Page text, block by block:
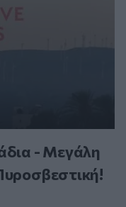
- Μεγάλη